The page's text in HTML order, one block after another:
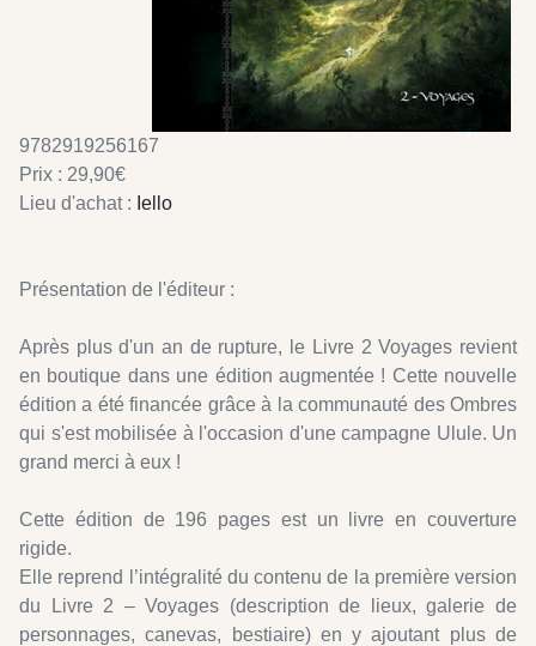
9782919256167
Prix : 29,90€
Lieu d'achat : Iello
Présentation de l'éditeur :
Après plus d'un an de rupture, le Livre 2 Voyages revient
en boutique dans une édition augmentée ! Cette nouvelle
édition a été financée grâce à la communauté des Ombres
qui s'est mobilisée à l'occasion d'une campagne Ulule. Un
grand merci à eux !
Cette édition de 196 pages est un livre en couverture
rigide.
Elle reprend l’intégralité du contenu de la première version
du Livre 2 – Voyages (description de lieux, galerie de
personnages, canevas, bestiaire) en y ajoutant plus de